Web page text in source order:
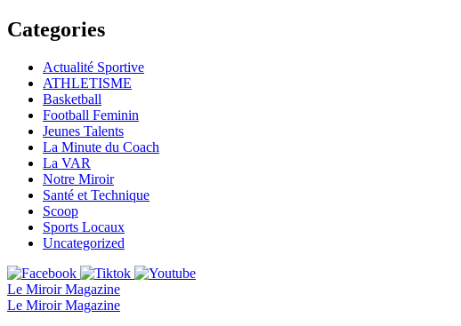
Categories
Actualité Sportive
ATHLETISME
Basketball
Football Feminin
Jeunes Talents
La Minute du Coach
La VAR
Notre Miroir
Santé et Technique
Scoop
Sports Locaux
Uncategorized
Le Miroir Magazine
Le Miroir Magazine